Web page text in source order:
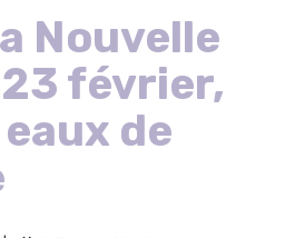
Nouvelle
février,
de